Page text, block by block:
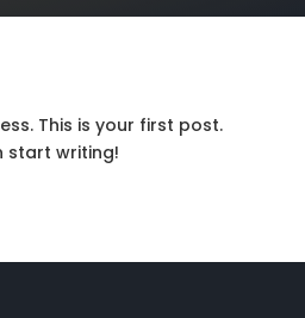
This is your first post.
start writing!